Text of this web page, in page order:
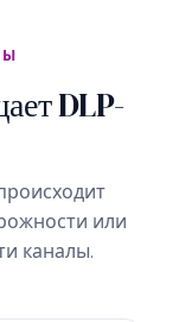
DLP-
или
каналы.